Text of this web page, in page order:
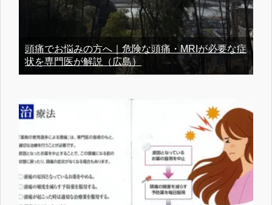
頭痛でお悩みの方へ｜危険な頭痛・MRIが必要な症
状を専門医が解説（広島）